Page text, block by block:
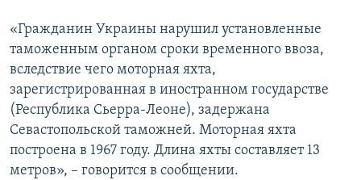
ПРОПАВШИЕ БЕЗ ВЕСТИ
ПОБЕДИТЕЛЕЙ НЕ СУДЯТ?
ELIFBE
ПРИСОЕДИНЯЙТЕСЬ!
Все сайты RFE/RL
«Гражданин Украины нарушил установленные
таможенным органом сроки временного ввоза,
вследствие чего моторная яхта,
зарегистрированная в иностранном государстве
(Республика Сьерра-Леоне), задержана
Севастопольской таможней. Моторная яхта
построена в 1967 году. Длина яхты составляет 13
метров», – говорится в сообщении.